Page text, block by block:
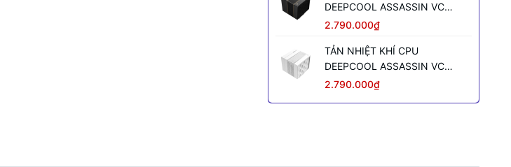
DEEPCOOL ASSASSIN VC
ELITE (MÀU ĐEN)
2.790.000₫
TẢN NHIỆT KHÍ CPU
DEEPCOOL ASSASSIN VC
ELITE WH WH (MÀU TRẮNG)
2.790.000₫